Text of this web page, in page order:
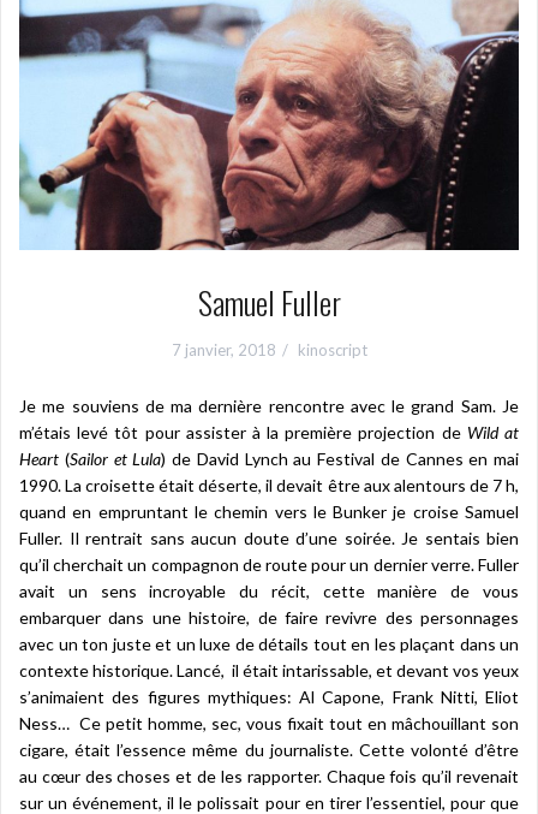
Samuel Fuller
7 janvier, 2018 kinoscript
Je me souviens de ma dernière rencontre avec le grand Sam. Je
m’étais levé tôt pour assister à la première projection de Wild at
Heart (Sailor et Lula) de David Lynch au Festival de Cannes en mai
1990. La croisette était déserte, il devait être aux alentours de 7 h,
quand en empruntant le chemin vers le Bunker je croise Samuel
Fuller. Il rentrait sans aucun doute d’une soirée. Je sentais bien
qu’il cherchait un compagnon de route pour un dernier verre. Fuller
avait un sens incroyable du récit, cette manière de vous
embarquer dans une histoire, de faire revivre des personnages
avec un ton juste et un luxe de détails tout en les plaçant dans un
contexte historique. Lancé, il était intarissable, et devant vos yeux
s’animaient des figures mythiques: Al Capone, Frank Nitti, Eliot
Ness… Ce petit homme, sec, vous fixait tout en mâchouillant son
cigare, était l’essence même du journaliste. Cette volonté d’être
au cœur des choses et de les rapporter. Chaque fois qu’il revenait
sur un événement, il le polissait pour en tirer l’essentiel, pour que